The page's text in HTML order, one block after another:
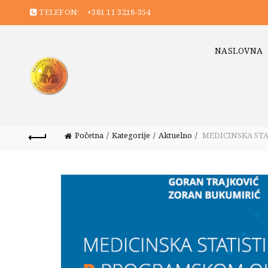
TELEFON: +381 11 3218-354
NASLOVNA
Početna Kategorije Aktuelno MEDICINSKA